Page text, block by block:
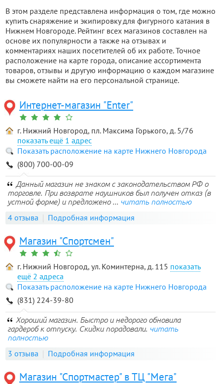
В этом разделе представлена информация о том, где можно
купить снаряжение и экипировку для фигурного катания в
Нижнем Новгороде. Рейтинг всех магазинов составлен на
основе их популярности а также на отзывах и
комментариях наших посетителей об их работе. Точное
расположение на карте города, описание ассортимента
товаров, отзывы и другую информацию о каждом магазине
вы сможете найти на его персональной странице.
Интернет-магазин "Enter"
г. Нижний Новгород, пл. Максима Горького, д. 5/76
1 адрес
Показать расположение на карте Нижнего Новгорода
(800) 700-00-09
Данный магазин не знаком с законодательством РФ о
торговле. При возврате наушников был получен отказ (в
устной форме) и предложено ... читать полностью
4 отзыва Подробная информация
Магазин "Спортсмен"
г. Нижний Новгород, ул. Коминтерна, д. 115
2 адреса
Показать расположение на карте Нижнего Новгорода
(831) 224-39-80
Хороший магазин. Быстро и недорого обновила
гардероб к отпуску. Скидки порадовали. читать
полностью
3 отзыва Подробная информация
Магазин "Спортмастер" в ТЦ "Мега"